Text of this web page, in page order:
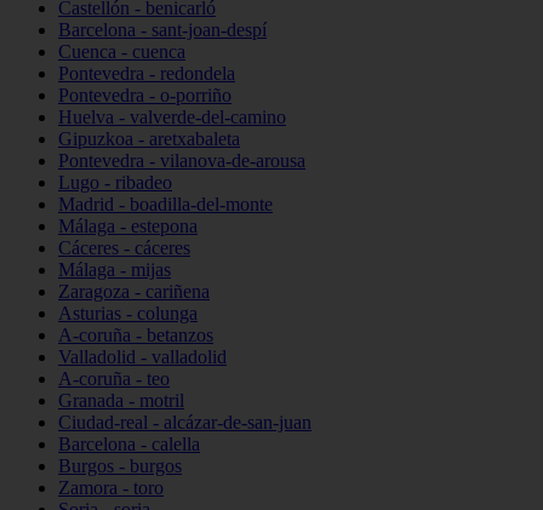
Castellón - benicarló
Barcelona - sant-joan-despí
Cuenca - cuenca
Pontevedra - redondela
Pontevedra - o-porriño
Huelva - valverde-del-camino
Gipuzkoa - aretxabaleta
Pontevedra - vilanova-de-arousa
Lugo - ribadeo
Madrid - boadilla-del-monte
Málaga - estepona
Cáceres - cáceres
Málaga - mijas
Zaragoza - cariñena
Asturias - colunga
A-coruña - betanzos
Valladolid - valladolid
A-coruña - teo
Granada - motril
Ciudad-real - alcázar-de-san-juan
Barcelona - calella
Burgos - burgos
Zamora - toro